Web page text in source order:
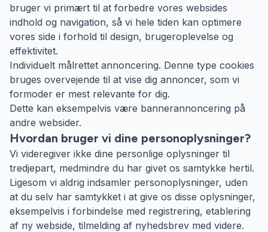
bruger vi primært til at forbedre vores websides
indhold og navigation, så vi hele tiden kan optimere
vores side i forhold til design, brugeroplevelse og
effektivitet.
Individuelt målrettet annoncering. Denne type cookies
bruges overvejende til at vise dig annoncer, som vi
formoder er mest relevante for dig.
Dette kan eksempelvis være bannerannoncering på
andre websider.
Hvordan bruger vi dine personoplysninger?
Vi videregiver ikke dine personlige oplysninger til
tredjepart, medmindre du har givet os samtykke hertil.
Ligesom vi aldrig indsamler personoplysninger, uden
at du selv har samtykket i at give os disse oplysninger,
eksempelvis i forbindelse med registrering, etablering
af ny webside, tilmelding af nyhedsbrev med videre.